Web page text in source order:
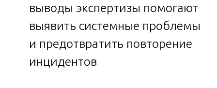
выводы экспертизы помогают
выявить системные проблемы
и предотвратить повторение
инцидентов